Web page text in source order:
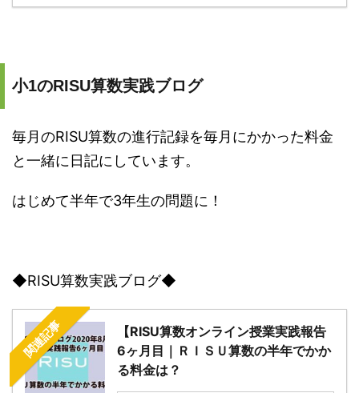
小1のRISU算数実践ブログ
毎月のRISU算数の進行記録を毎月にかかった料金
と一緒に日記にしています。
はじめて半年で3年生の問題に！
◆RISU算数実践ブログ◆
関連記事
【RISU算数オンライン授業実践報告
6ヶ月目｜ＲＩＳＵ算数の半年でかか
る料金は？